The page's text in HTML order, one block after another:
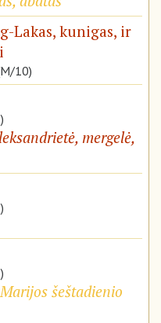
Lakas, kunigas, ir
10)
mergelė,
šeštadienio